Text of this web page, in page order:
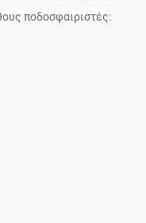
ποδοσφαιριστές: